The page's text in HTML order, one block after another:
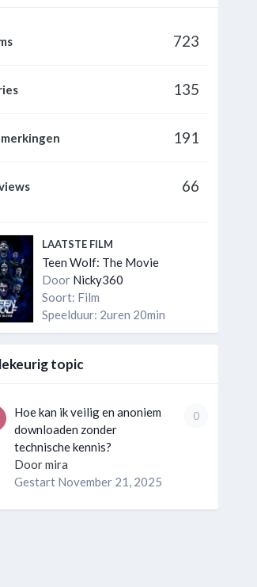
723
135
191
66
LAATSTE FILM
Teen Wolf: The Movie
Door Nicky360
Soort: Film
Speelduur: 2uren 20min
topic
0
Hoe kan ik veilig en anoniem
downloaden zonder
technische kennis?
Doormira
Gestart November 21, 2025